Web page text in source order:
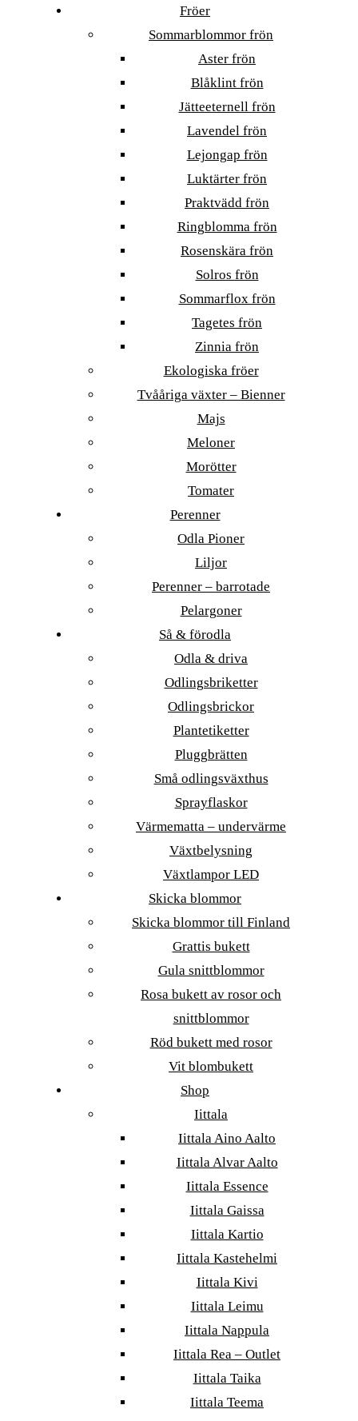
Fröer
Sommarblommor frön
Aster frön
Blåklint frön
Jätteeternell frön
Lavendel frön
Lejongap frön
Luktärter frön
Praktvädd frön
Ringblomma frön
Rosenskära frön
Solros frön
Sommarflox frön
Tagetes frön
Zinnia frön
Ekologiska fröer
Tvååriga växter – Bienner
Majs
Meloner
Morötter
Tomater
Perenner
Odla Pioner
Liljor
Perenner – barrotade
Pelargoner
Så & förodla
Odla & driva
Odlingsbriketter
Odlingsbrickor
Plantetiketter
Pluggbrätten
Små odlingsväxthus
Sprayflaskor
Värmematta – undervärme
Växtbelysning
Växtlampor LED
Skicka blommor
Skicka blommor till Finland
Grattis bukett
Gula snittblommor
Rosa bukett av rosor och
snittblommor
Röd bukett med rosor
Vit blombukett
Shop
Iittala
Iittala Aino Aalto
Iittala Alvar Aalto
Iittala Essence
Iittala Gaissa
Iittala Kartio
Iittala Kastehelmi
Iittala Kivi
Iittala Leimu
Iittala Nappula
Iittala Rea – Outlet
Iittala Taika
Iittala Teema